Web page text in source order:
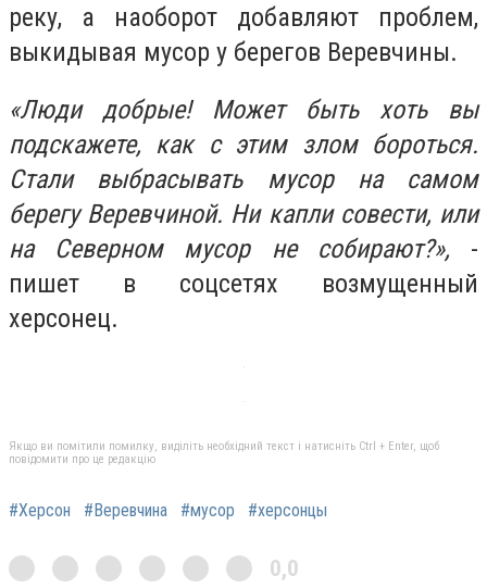
реку, а наоборот добавляют проблем,
выкидывая мусор у берегов Веревчины.
«Люди добрые! Может быть хоть вы
подскажете, как с этим злом бороться.
Стали выбрасывать мусор на самом
берегу Веревчиной. Ни капли совести, или
на Северном мусор не собирают?», -
пишет в соцсетях возмущенный
херсонец.
Якщо ви помітили помилку, виділіть необхідний текст і натисніть Ctrl + Enter, щоб
повідомити про це редакцію
#Херсон #Веревчина #мусор #херсонцы
0,0